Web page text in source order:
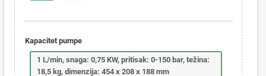
Kapacitet pumpe
1 L/min, snaga: 0,75 KW, pritisak: 0-150 bar, težina:
18,5 kg, dimenzija: 454 x 208 x 188 mm